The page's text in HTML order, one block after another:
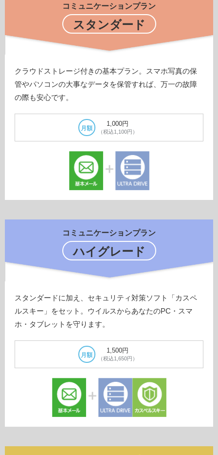
コミュニケーションプラン
スタンダード
クラウドストレージ付きの基本プラン。スマホ写真の保
管やパソコンの大事なデータを保管すれば、万一の故障
の際も安心です。
月額
1,000円
（税込1,100円）
コミュニケーションプラン
ハイグレード
スタンダードに加え、セキュリティ対策ソフト「カスペ
ルスキー」をセット。ウイルスからあなたのPC・スマ
ホ・タブレットを守ります。
月額
1,500円
（税込1,650円）